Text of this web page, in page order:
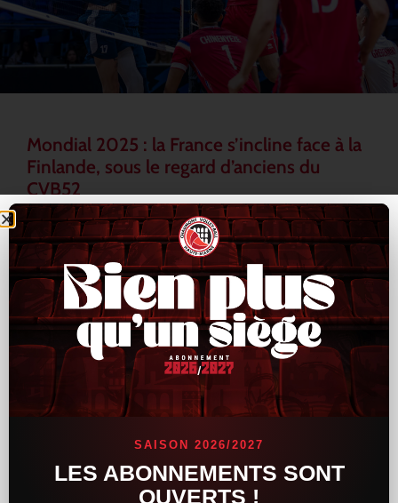
Mondial 2025 : la France s’incline face à la
Finlande, sous le regard d’anciens du
CVB52
L’Équipe de France a connu un revers inattendu lors du
Mondial 2025, en s’inclinant face à la Finlande au terme d’une
rencontre tendue et indécise. Les Bleus, pourtant armés de
LIRE LA SUITE »
16 septembre 2025 15 h 33 min
SAISON 2026/2027
LES ABONNEMENTS SONT
OUVERTS !